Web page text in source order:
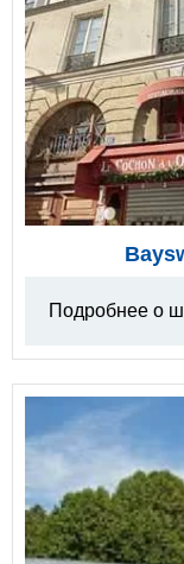
Подробнее о